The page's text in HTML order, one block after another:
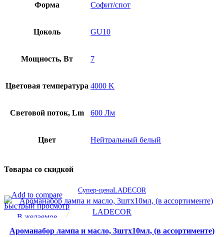
Форма Софит/cпот
Цоколь GU10
Мощность, Вт 7
Цветовая температура 4000 K
Световой поток, Lm 600 Лм
Цвет Нейтральный белый
Товары со скидкой
Супер-ценаLADECOR
Add to compare
Быстрый просмотр
В желаемое
Ароманабор лампа и масло, 3штx10мл, (в ассортименте)